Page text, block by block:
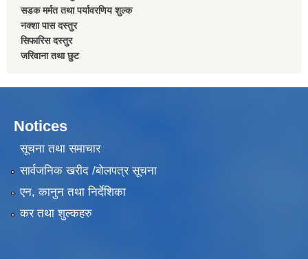
सडक मर्मत तथा पर्यावरणिय शुल्क
नक्शा पास दस्तुर
सिफारिस दस्तुर
जरिवाना तथा छुट
Notices
सूचना तथा समाचार
सार्वजनिक खरीद /बोलपत्र सूचना
एन, कानुन तथा निर्देशिका
कर तथा शुल्कहरु